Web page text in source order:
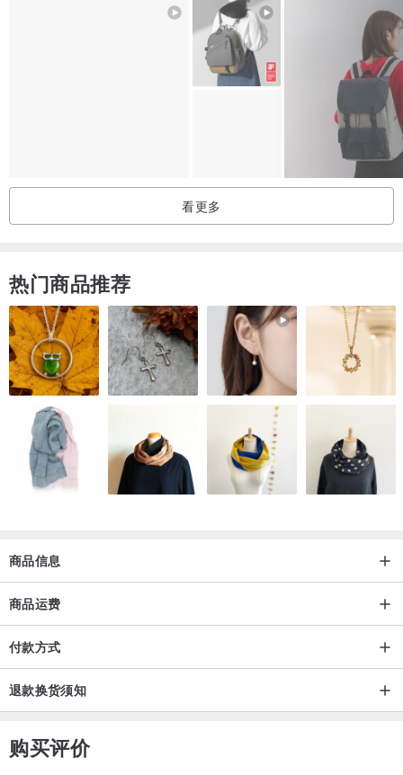
In our minds we are Julio and Maria and Cesar and Natalia who
also sit at their desks in Bolivia and twist and shape pieces of
leather into something that has never been seen before. Our
connection with our suppliers is one of the most special aspects
about Beara Beara. A collaboration, which exists on mutual
admiration, respect, understanding and general positivity. Improve
people’s lives through trade and not aid, is one of the principles on
Beara Beara和位于玻利维亚的制造商特殊且和谐的合作关系，创建
在互相欣赏，理解及尊重。鼓励当地居民就业，提高当地生活水平，
一直是我们致力达成的目标。
Quality
As a young business we have been quite hideous to work with; a
spoilt child wanting everything and wanting it right now. Over
finding faults. Hats off to our suppliers for putting up with us in our
infancy but now that we are a tad more mature we have been
justified by the fact that our customers appreciate our continued
pursuit of quality and perfection. Naturally dyed hand-picked hides.
One-of-a-kind cloths displaying history in a modern style. Soft
linings and strong hardware. Our aim is always to create a quality
product that will reward our customer’s trust in us.
看更多
热门商品推荐
商品信息
商品运费
付款方式
退款换货须知
购买评价